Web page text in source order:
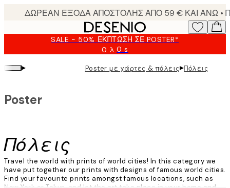
SALE - 50% ΈΚΠΤΩΣΗ ΣΕ POSTER*
0 λ.0 s
Ισχύει
μέχρι:
2026-
▸ Poster με χάρτες & πόλεις▸Πόλεις
Πόλεις
Poster
Travel the world with prints of world cities! In this category we
have put together our prints with designs of famous world cities.
Find your favourite prints amongst famous locations, such as